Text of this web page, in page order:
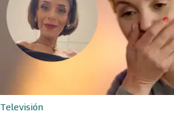
Televisión